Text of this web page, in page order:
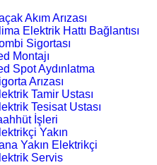
Akım Arızası
Elektrik Hattı Bağlantısı
Sigortası
Montajı
Spot Aydınlatma
Arızası
Tamir Ustası
Tesisat Ustası
İşleri
Yakın
Yakın Elektrikçi
Servis